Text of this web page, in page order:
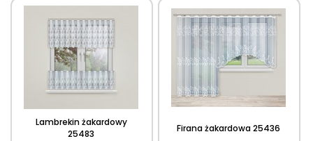
Lambrekin żakardowy
25483
Firana żakardowa 25436